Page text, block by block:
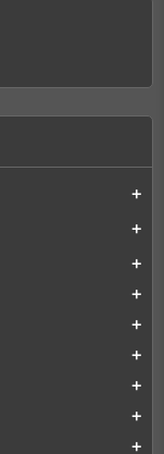
add
add
add
add
add
add
add
add
add